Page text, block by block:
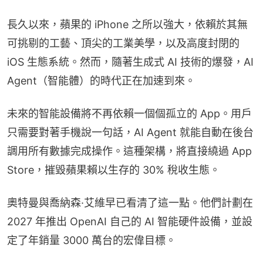
長久以來，蘋果的 iPhone 之所以強大，依賴於其無
可挑剔的工藝、頂尖的工業美學，以及高度封閉的
iOS 生態系統。然而，隨著生成式 AI 技術的爆發，AI
Agent（智能體）的時代正在加速到來。
未來的智能設備將不再依賴一個個孤立的 App。用戶
只需要對著手機說一句話，AI Agent 就能自動在後台
調用所有數據完成操作。這種架構，將直接繞過 App
Store，摧毀蘋果賴以生存的 30% 稅收生態。
奧特曼與喬納森·艾維早已看清了這一點。他們計劃在
2027 年推出 OpenAI 自己的 AI 智能硬件設備，並設
定了年銷量 3000 萬台的宏偉目標。